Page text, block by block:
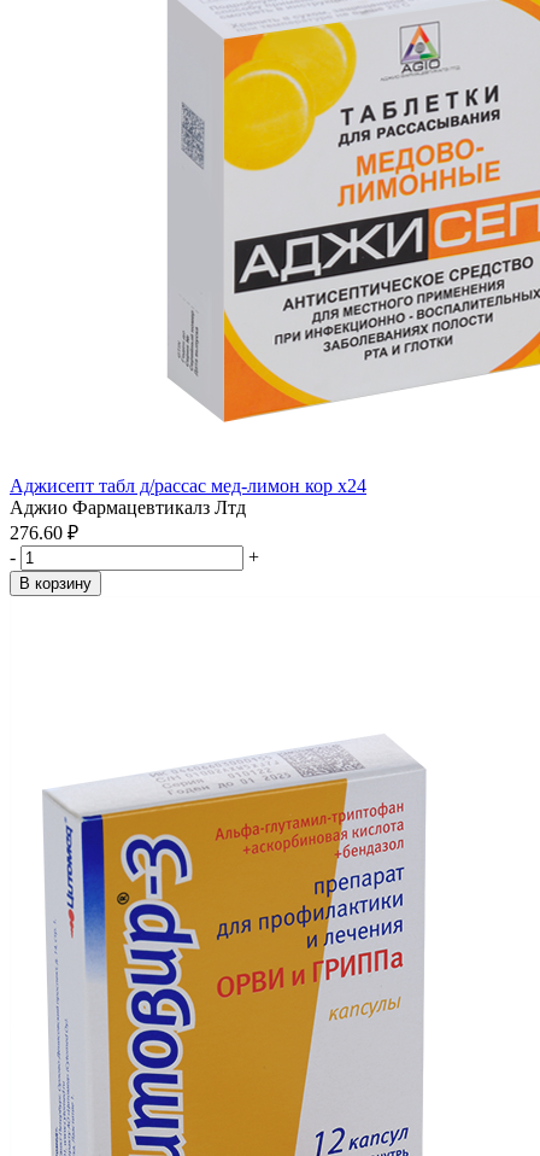
Аджисепт табл д/рассас мед-лимон кор x24
Аджио Фармацевтикалз Лтд
276.60 ₽
-
+
В корзину